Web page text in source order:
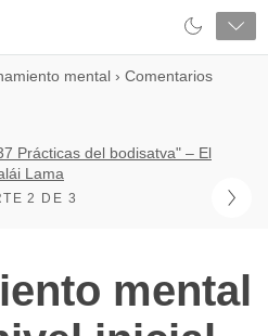
mental › Comentarios
Prácticas del bodisatva" – El
Lama
2 DE 3
mental